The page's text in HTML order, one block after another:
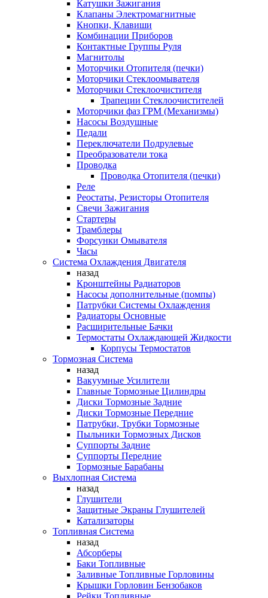
Катушки Зажигания
Клапаны Электромагнитные
Кнопки, Клавиши
Комбинации Приборов
Контактные Группы Руля
Магнитолы
Моторчики Отопителя (печки)
Моторчики Стеклоомывателя
Моторчики Стеклоочистителя
Трапеции Стеклоочистителей
Моторчики фаз ГРМ (Механизмы)
Насосы Воздушные
Педали
Переключатели Подрулевые
Преобразователи тока
Проводка
Проводка Отопителя (печки)
Реле
Реостаты, Резисторы Отопителя
Свечи Зажигания
Стартеры
Трамблеры
Форсунки Омывателя
Часы
Система Охлаждения Двигателя
назад
Кронштейны Радиаторов
Насосы дополнительные (помпы)
Патрубки Системы Охлаждения
Радиаторы Основные
Расширительные Бачки
Термостаты Охлаждающей Жидкости
Корпусы Термостатов
Тормозная Система
назад
Вакуумные Усилители
Главные Тормозные Цилиндры
Диски Тормозные Задние
Диски Тормозные Передние
Патрубки, Трубки Тормозные
Пыльники Тормозных Дисков
Суппорты Задние
Суппорты Передние
Тормозные Барабаны
Выхлопная Система
назад
Глушители
Защитные Экраны Глушителей
Катализаторы
Топливная Система
назад
Абсорберы
Баки Топливные
Заливные Топливные Горловины
Крышки Горловин Бензобаков
Рейки Топливные